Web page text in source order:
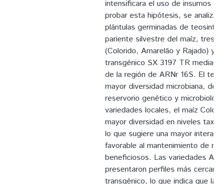
intensificara el uso de insumos
probar esta hipótesis, se
plántulas germinadas de
pariente silvestre del maíz, tres
(Colorido, Amarelão y Rajado) y
transgénico SX 3197 TR
de la región de ARNr 16S. El
mayor diversidad microbiana,
reservorio genético y
variedades locales, el maíz
mayor diversidad en niveles
lo que sugiere una mayor
favorable al mantenimiento de
beneficiosos. Las variedades
presentaron perfiles más
transgénico, lo que indica que